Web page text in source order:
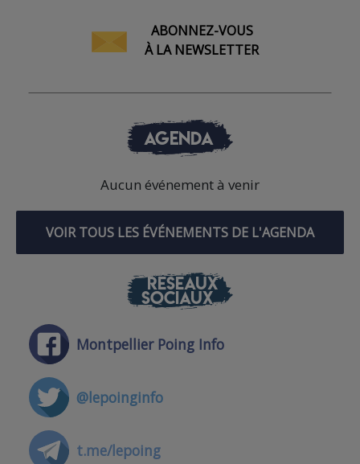
ABONNEZ-VOUS
À LA NEWSLETTER
AGENDA
Aucun événement à venir
VOIR TOUS LES ÉVÉNEMENTS DE L'AGENDA
RÉSEAUX
SOCIAUX
Montpellier Poing Info
@lepoinginfo
t.me/lepoing